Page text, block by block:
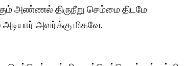
அண்ணல் திருநீறு செம்மை திடமே
அவர்க்கு மிகவே.